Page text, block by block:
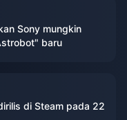
Sony mungkin
baru
di Steam pada 22